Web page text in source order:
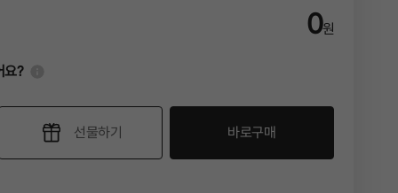
0원
요?
선물하기 바로구매